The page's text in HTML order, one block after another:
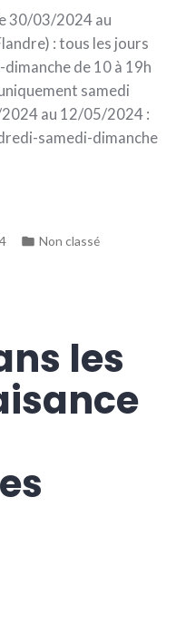
30/03/2024 au
: tous les jours
de 10 à 19h
samedi
au 12/05/2024 :
samedi-dimanche
Publié
Non classé
les